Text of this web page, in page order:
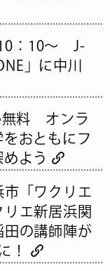
10：10～ J-
」に中川
料 オンラ
おともにフ
めよう
市「ワクリエ
エ新居浜関
の講師陣が
！